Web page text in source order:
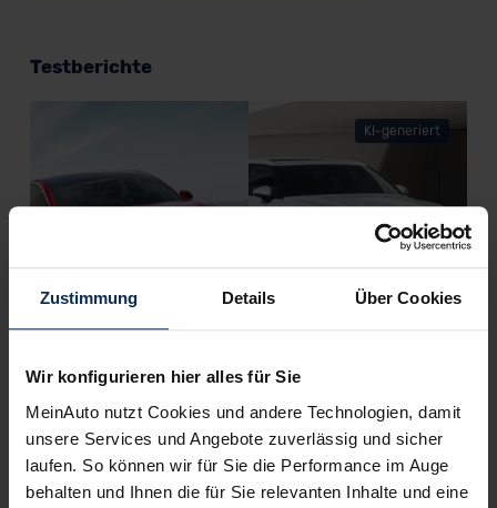
Zustimmung Details Über Cookies
Wir konfigurieren hier alles für Sie
MeinAuto nutzt Cookies und andere Technologien, damit
unsere Services und Angebote zuverlässig und sicher
laufen. So können wir für Sie die Performance im Auge
behalten und Ihnen die für Sie relevanten Inhalte und eine
Testberichte
KI-generiert
der elektrischen Mittelklasse-Sportwagen
Tesla hat sich mit seinen Elektroautos längst etabliert –
Polestar steht noch am Anfang der Entwicklung. Im Test von
Model 3 und Polestar 2 wollen wir herausfinden, wie weit
letzeres Auto schon ist.